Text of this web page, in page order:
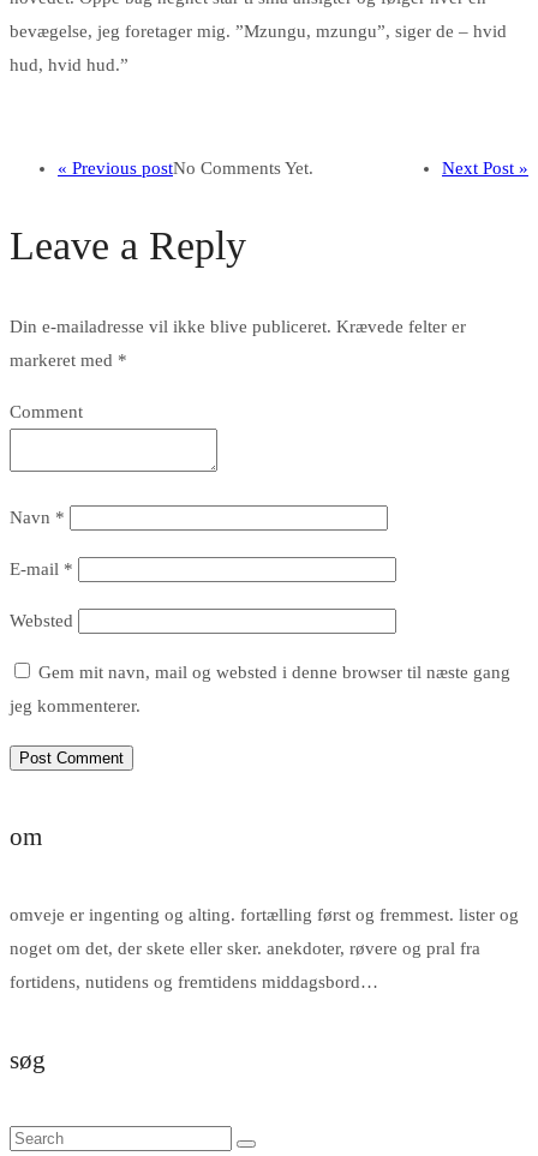
bevægelse, jeg foretager mig. ”Mzungu, mzungu”, siger de – hvid
hud, hvid hud.”
« Previous post Next Post »
No Comments Yet.
Leave a Reply
Din e-mailadresse vil ikke blive publiceret. Krævede felter er
markeret med *
Comment
Navn *
E-mail *
Websted
Gem mit navn, mail og websted i denne browser til næste gang
jeg kommenterer.
om
omveje er ingenting og alting. fortælling først og fremmest. lister og
noget om det, der skete eller sker. anekdoter, røvere og pral fra
fortidens, nutidens og fremtidens middagsbord…
søg